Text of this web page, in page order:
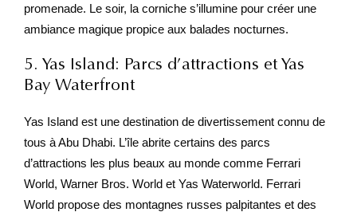
promenade. Le soir, la corniche s’illumine pour créer une
ambiance magique propice aux balades nocturnes.
5. Yas Island: Parcs d’attractions et Yas
Bay Waterfront
Yas Island est une destination de divertissement connu de
tous à Abu Dhabi. L’île abrite certains des parcs
d’attractions les plus beaux au monde comme Ferrari
World, Warner Bros. World et Yas Waterworld. Ferrari
World propose des montagnes russes palpitantes et des